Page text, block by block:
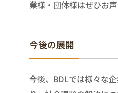
業様・団体様はぜひお声
今後の展開
今後、BDLでは様々な